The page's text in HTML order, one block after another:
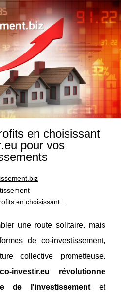
en choisissant
pour vos
en choisissant...
une route solitaire, mais
de co-investissement,
collective prometteuse.
investir.eu révolutionne
de l'investissementet